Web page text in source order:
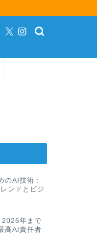
のAI技術：
ンドとビジ
年まで
高AI責任者